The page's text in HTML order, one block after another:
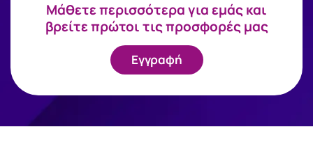
Mάθετε περισσότερα για εμάς και
βρείτε πρώτοι τις προσφορές μας
Εγγραφή